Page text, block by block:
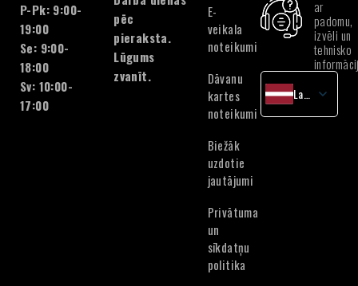
P-Pk: 9:00-
19:00
Se: 9:00-
18:00
Sv: 10:00-
17:00
pēc
pieraksta.
Lūgums
zvanīt.
E-
veikala
noteikumi
Dāvanu
kartes
noteikumi
Biežāk
uzdotie
jautājumi
Privātuma
un
sīkdatņu
politika
ar
padomu,
izvēli un
tehnisko
English